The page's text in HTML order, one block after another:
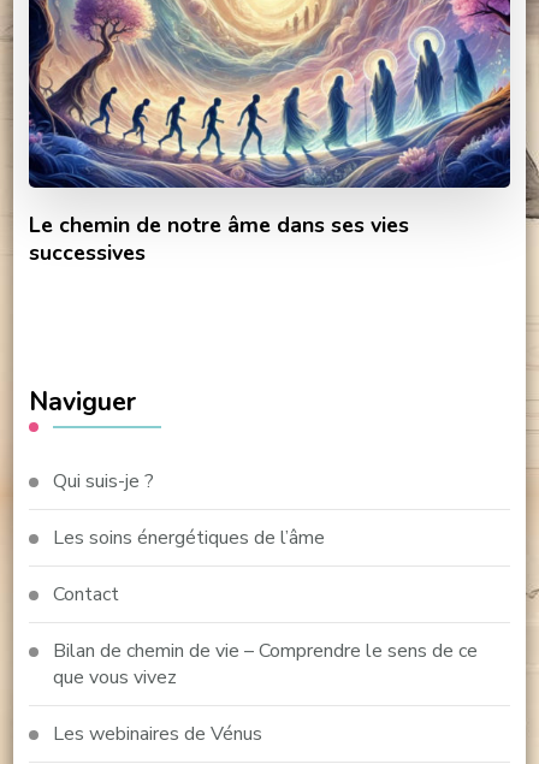
Le chemin de notre âme dans ses vies
successives
Naviguer
Qui suis-je ?
Les soins énergétiques de l’âme
Contact
Bilan de chemin de vie – Comprendre le sens de ce
que vous vivez
Les webinaires de Vénus